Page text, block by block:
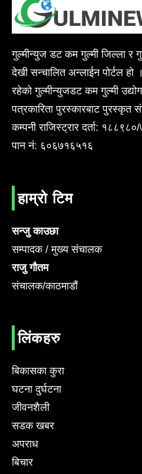
गुल्मीन्युज डट कम गुल्मी जिल्ला र
देखी सन्चालित अन्लाईन पोर्टल
रहेको गुल्मीन्युजडट कम गुल्मी
पत्रकारिता पुरस्कारबाट पुरस्कृत
कम्पनी राजिस्ट्रार दर्ता:
पान नं: ६०६७१६५१६
हाम्रो टिम
सन्जु काउछा
सम्पादक / मुख्य संचालक
राजु गौतम
संचालक/काठमाडौं
लिंकहरु
बिकासका कुरा
घटना दुर्घटना
जीवनशैली
सडक खबर
अपराध
बिचार